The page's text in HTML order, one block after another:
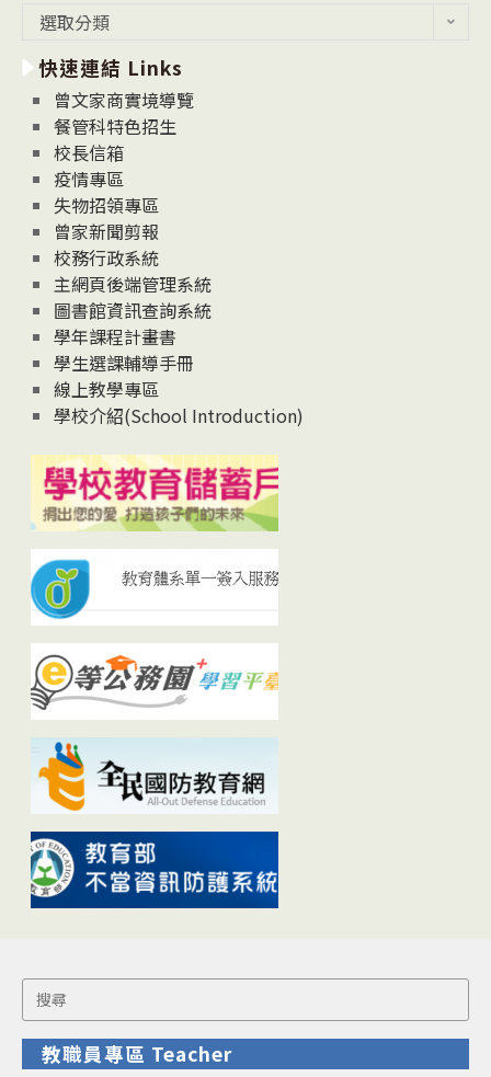
消
息
News
選取分類
快速連結 Links
曾文家商實境導覽
餐管科特色招生
校長信箱
疫情專區
失物招領專區
曾家新聞剪報
校務行政系統
主網頁後端管理系統
圖書館資訊查詢系統
學年課程計畫書
學生選課輔導手冊
線上教學專區
學校介紹(School Introduction)
Search
for:
教職員專區 Teacher